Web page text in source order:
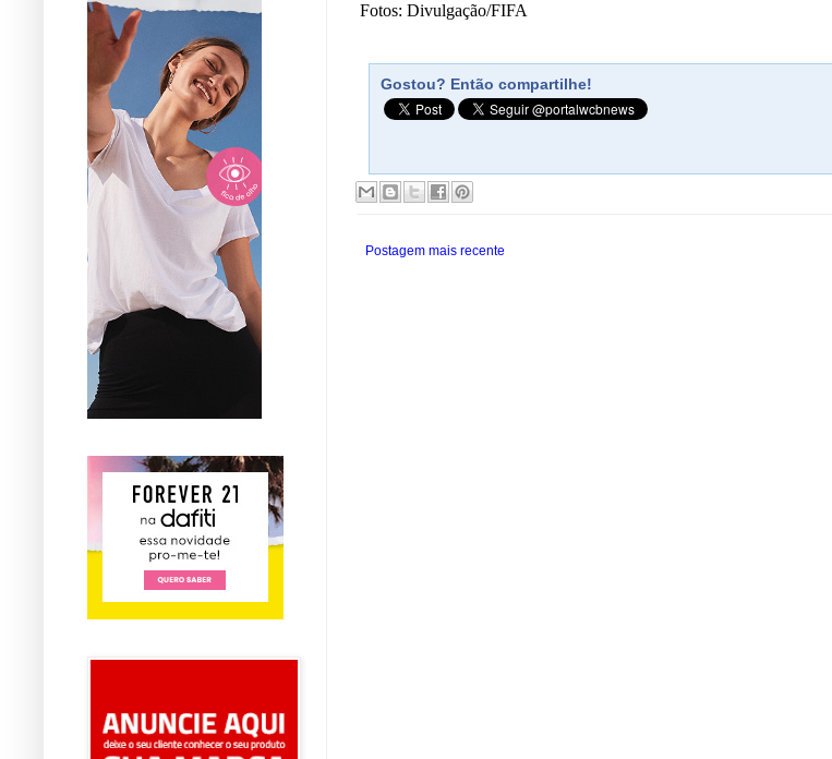
Fotos: Divulgação/FIFA
Gostou? Então compartilhe!
Postagem mais recente